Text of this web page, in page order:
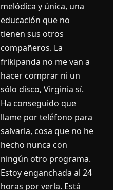
melódica y única, una
educación que no
tienen sus otros
compañeros. La
frikipanda no me van a
hacer comprar ni un
sólo disco, Virginia sí­.
Ha conseguido que
llame por teléfono para
salvarla, cosa que no he
hecho nunca con
ningún otro programa.
Estoy enganchada al 24
horas por verla. Está